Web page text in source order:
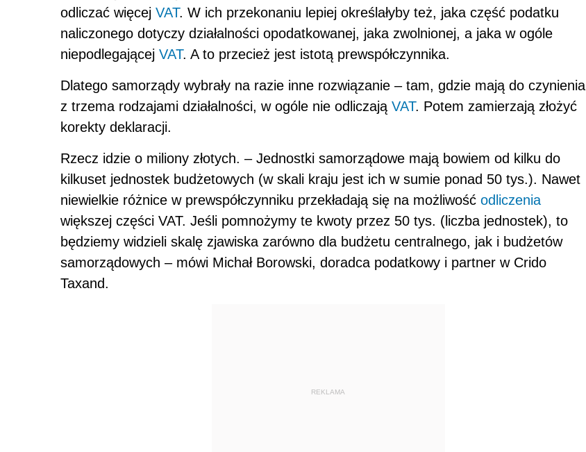
odliczać więcej VAT. W ich przekonaniu lepiej określałyby też, jaka część podatku
naliczonego dotyczy działalności opodatkowanej, jaka zwolnionej, a jaka w ogóle
niepodlegającej VAT. A to przecież jest istotą prewspółczynnika.
Dlatego samorządy wybrały na razie inne rozwiązanie – tam, gdzie mają do czynienia
z trzema rodzajami działalności, w ogóle nie odliczają VAT. Potem zamierzają złożyć
korekty deklaracji.
Rzecz idzie o miliony złotych. – Jednostki samorządowe mają bowiem od kilku do
kilkuset jednostek budżetowych (w skali kraju jest ich w sumie ponad 50 tys.). Nawet
niewielkie różnice w prewspółczynniku przekładają się na możliwość odliczenia
większej części VAT. Jeśli pomnożymy te kwoty przez 50 tys. (liczba jednostek), to
będziemy widzieli skalę zjawiska zarówno dla budżetu centralnego, jak i budżetów
samorządowych – mówi Michał Borowski, doradca podatkowy i partner w Crido
Taxand.
REKLAMA